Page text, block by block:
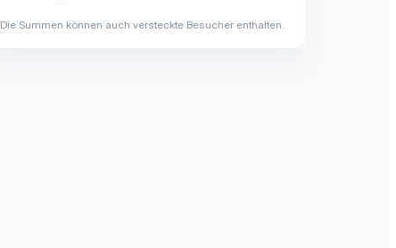
Die Summen können auch versteckte Besucher enthalten.